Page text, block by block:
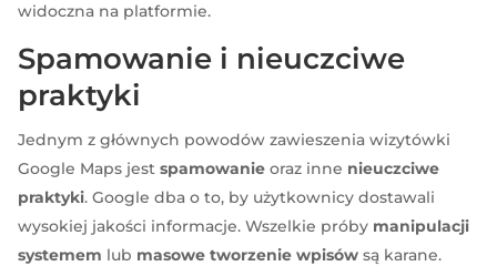
widoczna na platformie.
Spamowanie i nieuczciwe
praktyki
Jednym z głównych powodów zawieszenia wizytówki
Google Maps jestspamowanie oraz inne nieuczciwe
praktyki. Google dba o to, by użytkownicy dostawali
wysokiej jakości informacje. Wszelkie próby manipulacji
systemem lub masowe tworzenie wpisów są karane.